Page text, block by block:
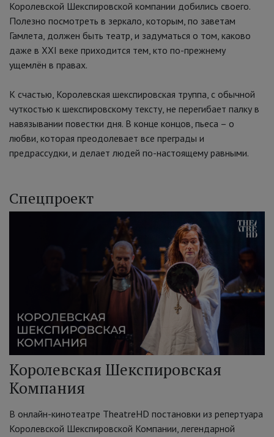
Королевской Шекспировской компании добились своего.
Полезно посмотреть в зеркало, которым, по заветам
Гамлета, должен быть театр, и задуматься о том, каково
даже в XXI веке приходится тем, кто по-прежнему
ущемлён в правах.
К счастью, Королевская шекспировская труппа, с обычной
чуткостью к шекспировскому тексту, не перегибает палку в
навязывании повестки дня. В конце концов, пьеса – о
любви, которая преодолевает все преграды и
предрассудки, и делает людей по-настоящему равными.
Спецпроект
Королевская Шекспировская
Компания
В онлайн-кинотеатре TheatreHD постановки из репертуара
Королевской Шекспировской Компании, легендарной